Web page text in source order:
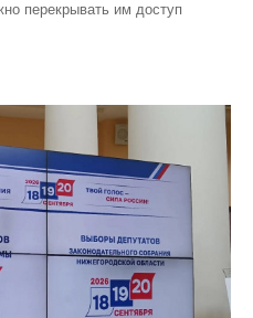
перекрывать им доступ